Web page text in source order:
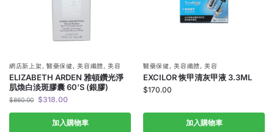
網店新上架, 醫藥保健,美容纖體,美容
ELIZABETH ARDEN 雅頓鑽光淨
肌煥白淡斑膠囊 60’S (銀膠)
$860.00 $318.00
加入購物車
醫藥保健,美容纖體,美容
EXCILOR 恢甲清灰甲液 3.3ML
$170.00
加入購物車